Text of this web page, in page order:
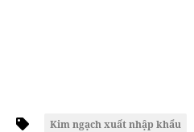
Kim ngạch xuất nhập khẩu